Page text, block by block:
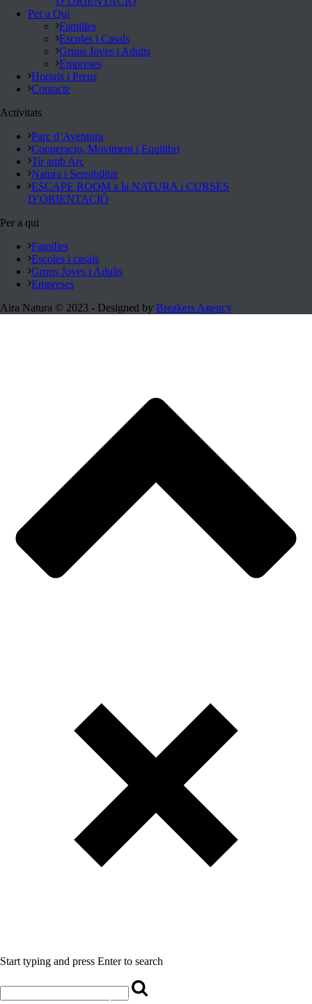
Per a Qui
Families
Escoles i Casals
Grups Joves i Adults
Empreses
Horaris i Preus
Contacte
Activitats
Parc d’Aventura
Cooperacio, Moviment i Equilibri
Tir amb Arc
Natura i Sensibilitat
ESCAPE ROOM a la NATURA i CURSES
D’ORIENTACIÓ
Per a qui
Families
Escoles i casals
Grups Joves i Adults
Empreses
Aira Natura © 2023 - Designed by Breakers Agency
Start typing and press Enter to search